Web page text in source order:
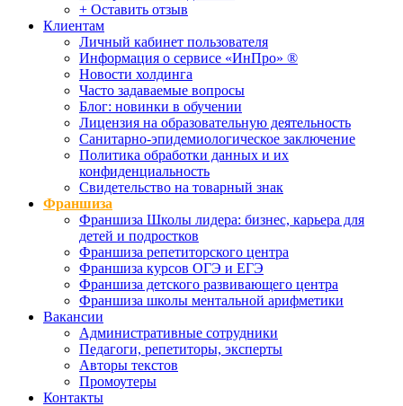
+ Оставить отзыв
Клиентам
Личный кабинет пользователя
Информация о сервисе «ИнПро» ®
Новости холдинга
Часто задаваемые вопросы
Блог: новинки в обучении
Лицензия на образовательную деятельность
Санитарно-эпидемиологическое заключение
Политика обработки данных и их
конфиденциальность
Свидетельство на товарный знак
Франшиза
Франшиза Школы лидера: бизнес, карьера для
детей и подростков
Франшиза репетиторского центра
Франшиза курсов ОГЭ и ЕГЭ
Франшиза детского развивающего центра
Франшиза школы ментальной арифметики
Вакансии
Административные сотрудники
Педагоги, репетиторы, эксперты
Авторы текстов
Промоутеры
Контакты